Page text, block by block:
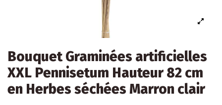
Bouquet Graminées artificielles
XXL Pennisetum Hauteur 82 cm
en Herbes séchées Marron clair